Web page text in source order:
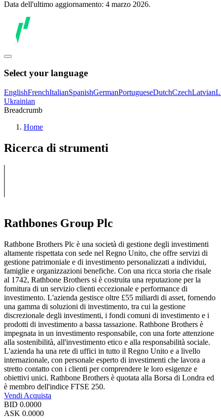
Data dell'ultimo aggiornamento: 4 marzo 2026.
Select your language
EnglishFrenchItalianSpanishGermanPortugueseDutchCzechLatvian
Ukrainian
Breadcrumb
Home
Ricerca di strumenti
Rathbones Group Plc
Rathbone Brothers Plc è una società di gestione degli investimenti
altamente rispettata con sede nel Regno Unito, che offre servizi di
gestione patrimoniale e di investimento personalizzati a individui,
famiglie e organizzazioni benefiche. Con una ricca storia che risale
al 1742, Rathbone Brothers si è costruita una reputazione per la
fornitura di un servizio clienti eccezionale e performance di
investimento. L'azienda gestisce oltre £55 miliardi di asset, fornendo
una gamma di soluzioni di investimento, tra cui la gestione
discrezionale degli investimenti, i fondi comuni di investimento e i
prodotti di investimento a bassa tassazione. Rathbone Brothers è
impegnata in un investimento responsabile, con una forte attenzione
alla sostenibilità, all'investimento etico e alla responsabilità sociale.
L'azienda ha una rete di uffici in tutto il Regno Unito e a livello
internazionale, con personale esperto di investimenti che lavora a
stretto contatto con i clienti per comprendere le loro esigenze e
obiettivi unici. Rathbone Brothers è quotata alla Borsa di Londra ed
è membro dell'indice FTSE 250.
Vendi Acquista
BID 0.0000
ASK 0.0000